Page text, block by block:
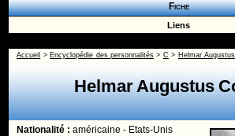
Fiche
Liens
Accueil > Encyclopédie des personnalités > C > Helmar
Helmar Augustus
Nationalité :américaine - Etats-Unis